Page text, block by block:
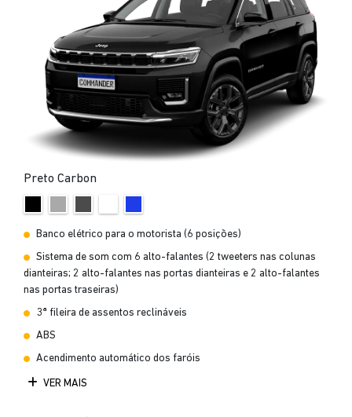
Preto Carbon
Banco elétrico para o motorista (6 posições)
Sistema de som com 6 alto-falantes (2 tweeters nas colunas
dianteiras; 2 alto-falantes nas portas dianteiras e 2 alto-falantes
nas portas traseiras)
3ª fileira de assentos reclináveis
ABS
Acendimento automático dos faróis
VER MAIS